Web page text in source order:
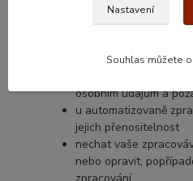
vlastní žádost fyzické
databáze e-
údaje zpracovává
osobním údajům a
u automatizovaně
jejich přenositelnost
nechat vaše
nebo opravit,
Nastavení
Souhlas můžete